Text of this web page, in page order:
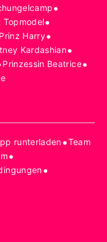
•
Topmodel•
Prinz Harry•
Kardashian•
Prinzessin Beatrice•
runterladen•Team
•
•